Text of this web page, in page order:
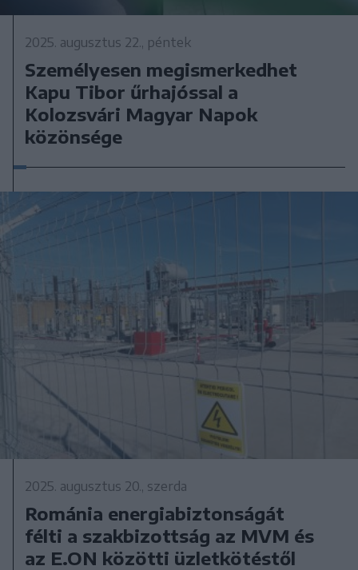
2025. augusztus 22., péntek
Személyesen megismerkedhet
Kapu Tibor űrhajóssal a
Kolozsvári Magyar Napok
közönsége
2025. augusztus 20., szerda
Románia energiabiztonságát
félti a szakbizottság az MVM és
az E.ON közötti üzletkötéstől